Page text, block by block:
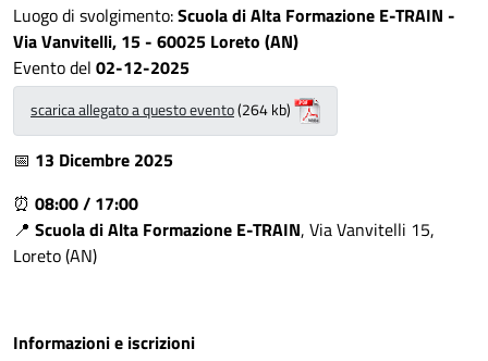
Luogo di svolgimento:Scuola di Alta Formazione E-TRAIN -
Via Vanvitelli, 15 - 60025 Loreto (AN)
Evento del 02-12-2025
scarica allegato a questo evento(264 kb)
📅 13 Dicembre 2025
⏰ 08:00 / 17:00
📍 Scuola di Alta Formazione E-TRAIN, Via Vanvitelli 15,
Loreto (AN)
Informazioni e iscrizioni